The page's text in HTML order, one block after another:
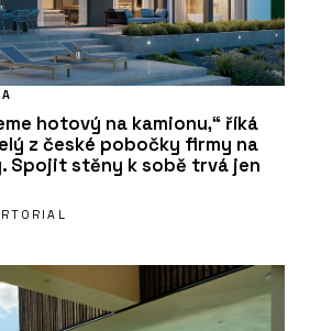
hotový na kamionu,“ říká
z české pobočky firmy na
Spojit stěny k sobě trvá jen